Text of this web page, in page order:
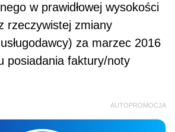
w prawidłowej wysokości
rzeczywistej zmiany
usługodawcy) za marzec 2016
posiadania faktury/noty
AUTOPROMOCJA